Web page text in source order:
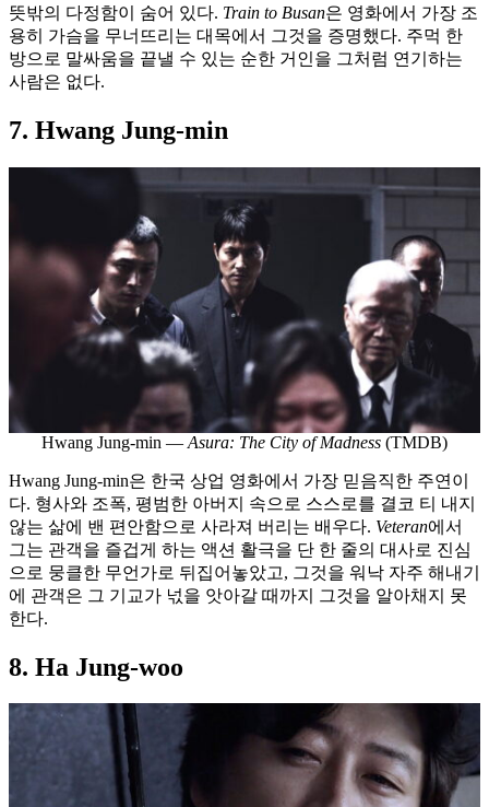
뜻밖의 다정함이 숨어 있다. Train to Busan은 영화에서 가장 조
용히 가슴을 무너뜨리는 대목에서 그것을 증명했다. 주먹 한
방으로 말싸움을 끝낼 수 있는 순한 거인을 그처럼 연기하는
사람은 없다.
7. Hwang Jung-min
Hwang Jung-min — Asura: The City of Madness (TMDB)
Hwang Jung-min은 한국 상업 영화에서 가장 믿음직한 주연이
다. 형사와 조폭, 평범한 아버지 속으로 스스로를 결코 티 내지
않는 삶에 밴 편안함으로 사라져 버리는 배우다. Veteran에서
그는 관객을 즐겁게 하는 액션 활극을 단 한 줄의 대사로 진심
으로 뭉클한 무언가로 뒤집어놓았고, 그것을 워낙 자주 해내기
에 관객은 그 기교가 넋을 앗아갈 때까지 그것을 알아채지 못
한다.
8. Ha Jung-woo